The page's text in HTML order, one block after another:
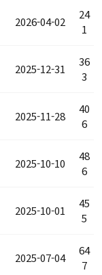
2026-04-02
24
1
2025-12-31
36
3
2025-11-28
40
6
2025-10-10
48
6
2025-10-01
45
5
2025-07-04
64
7